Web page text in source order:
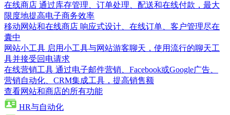
在线商店 通过库存管理、订单处理、配送和在线付款，最大
限度地提高电子商务效率
移动网站和在线商店 响应式设计、在线订单、客户管理尽在
囊中
网站小工具 启用小工具与网站游客聊天，使用流行的聊天工
具并接受回电请求
在线营销工具 通过电子邮件营销、Facebook或Google广告、
营销自动化、CRM集成工具，提高销售额
查看网站和商店的所有功能
HR与自动化